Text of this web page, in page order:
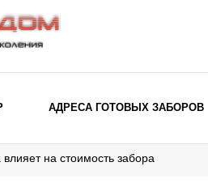
АДРЕСА ГОТОВЫХ ЗАБОРОВ
на стоимость забора